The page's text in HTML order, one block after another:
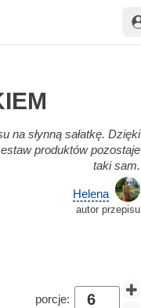
na słynną sałatkę. Dzięki
produktów pozostaje
taki sam.
Helena
autor przepisu
porcje: